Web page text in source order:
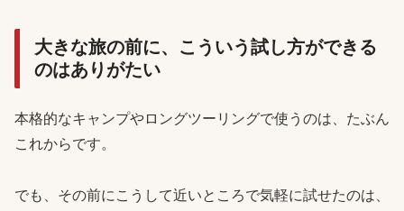
大きな旅の前に、こういう試し方ができる
のはありがたい
本格的なキャンプやロングツーリングで使うのは、たぶん
これからです。
でも、その前にこうして近いところで気軽に試せたのは、